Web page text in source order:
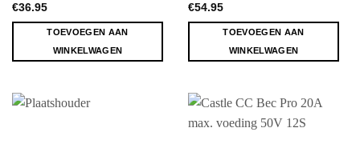
€36.95
TOEVOEGEN AAN
WINKELWAGEN
€54.95
TOEVOEGEN AAN
WINKELWAGEN